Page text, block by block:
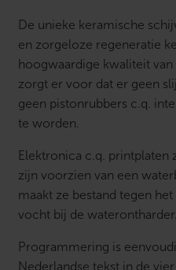
De unieke keramische
en zorgeloze regeneratie
hoogwaardige kwaliteit
zorgt er voor dat er geen
geen pistonrubbers c.q.
te worden.
Elektronica c.q.
zijn voorzien van een
maakt ze bestand tegen
vocht bij de waterontharder.
Programmering is
Nederlandse tekst in de